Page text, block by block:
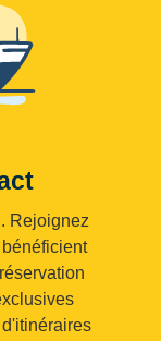
Rejoignez